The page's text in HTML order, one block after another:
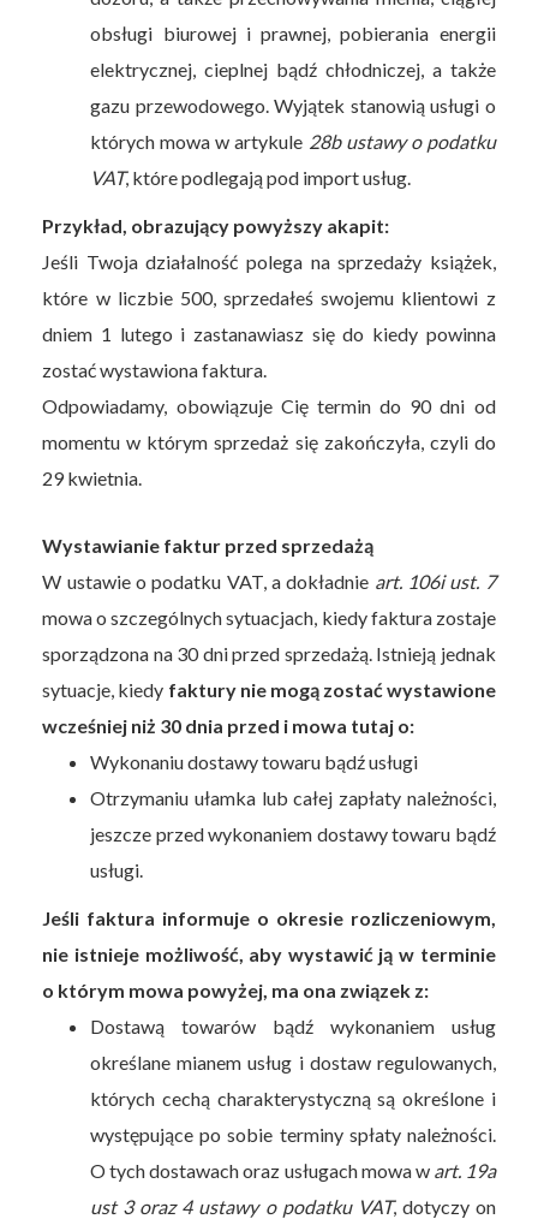
obsługi biurowej i prawnej, pobierania energii
elektrycznej, cieplnej bądź chłodniczej, a także
gazu przewodowego. Wyjątek stanowią usługi o
których mowa w artykule 28b ustawy o podatku
VAT, które podlegają pod import usług.
Przykład, obrazujący powyższy akapit:
Jeśli Twoja działalność polega na sprzedaży książek,
które w liczbie 500, sprzedałeś swojemu klientowi z
dniem 1 lutego i zastanawiasz się do kiedy powinna
zostać wystawiona faktura.
Odpowiadamy, obowiązuje Cię termin do 90 dni od
momentu w którym sprzedaż się zakończyła, czyli do
29 kwietnia.
Wystawianie faktur przed sprzedażą
W ustawie o podatku VAT, a dokładnie art. 106i ust. 7
mowa o szczególnych sytuacjach, kiedy faktura zostaje
sporządzona na 30 dni przed sprzedażą. Istnieją jednak
sytuacje, kiedy faktury nie mogą zostać wystawione
wcześniej niż 30 dnia przed i mowa tutaj o:
Wykonaniu dostawy towaru bądź usługi
Otrzymaniu ułamka lub całej zapłaty należności,
jeszcze przed wykonaniem dostawy towaru bądź
usługi.
Jeśli faktura informuje o okresie rozliczeniowym,
nie istnieje możliwość, aby wystawić ją w terminie
o którym mowa powyżej, ma ona związek z:
Dostawą towarów bądź wykonaniem usług
określane mianem usług i dostaw regulowanych,
których cechą charakterystyczną są określone i
występujące po sobie terminy spłaty należności.
O tych dostawach oraz usługach mowa w art. 19a
ust 3 oraz 4 ustawy o podatku VAT, dotyczy on